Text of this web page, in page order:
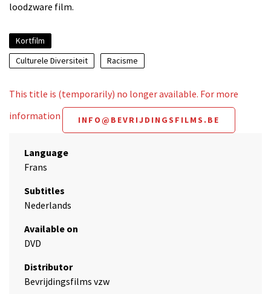
loodzware film.
Kortfilm
Culturele Diversiteit
Racisme
This title is (temporarily) no longer available. For more
information
INFO@BEVRIJDINGSFILMS.BE
Language
Frans
Subtitles
Nederlands
Available on
DVD
Distributor
Bevrijdingsfilms vzw